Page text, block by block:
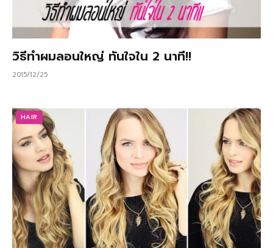
วิธีทำผมลอนใหญ่ ทันใจใน 2 นาที!!
2015/12/25
HAIR